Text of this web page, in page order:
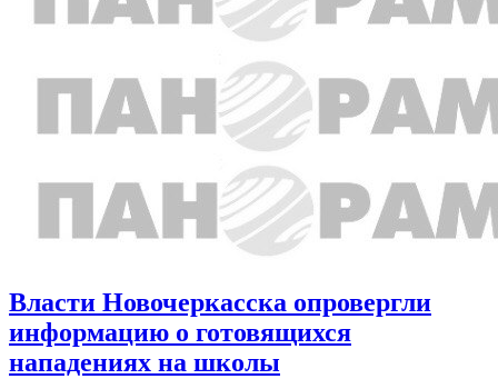
Власти Новочеркасска опровергли
информацию о готовящихся
нападениях на школы